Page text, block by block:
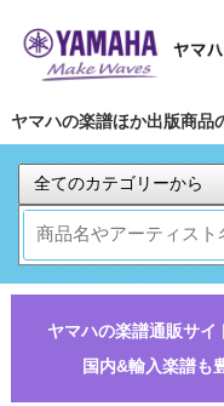
ヤマハの楽譜ほか出版商品
ヤマハの楽譜通販サイ
国内&輸入楽譜も